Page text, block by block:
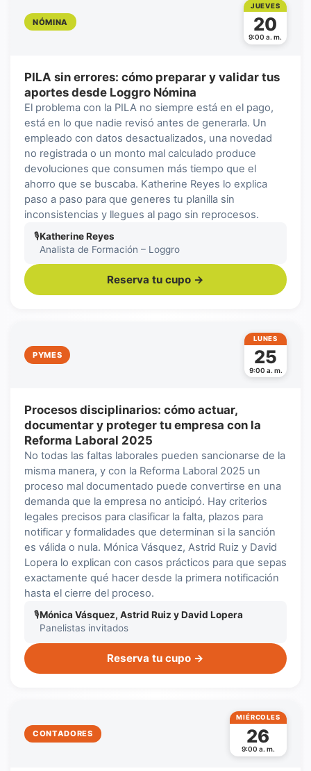
NÓMINA
JUEVES
20
9:00 a. m.
PILA sin errores: cómo preparar y validar tus
aportes desde Loggro Nómina
El problema con la PILA no siempre está en el pago,
está en lo que nadie revisó antes de generarla. Un
empleado con datos desactualizados, una novedad
no registrada o un monto mal calculado produce
devoluciones que consumen más tiempo que el
ahorro que se buscaba. Katherine Reyes lo explica
paso a paso para que generes tu planilla sin
inconsistencias y llegues al pago sin reprocesos.
🎙Katherine Reyes
Analista de Formación – Loggro
Reserva tu cupo →
PYMES
LUNES
25
9:00 a. m.
Procesos disciplinarios: cómo actuar,
documentar y proteger tu empresa con la
Reforma Laboral 2025
No todas las faltas laborales pueden sancionarse de la
misma manera, y con la Reforma Laboral 2025 un
proceso mal documentado puede convertirse en una
demanda que la empresa no anticipó. Hay criterios
legales precisos para clasificar la falta, plazos para
notificar y formalidades que determinan si la sanción
es válida o nula. Mónica Vásquez, Astrid Ruiz y David
Lopera lo explican con casos prácticos para que sepas
exactamente qué hacer desde la primera notificación
hasta el cierre del proceso.
🎙Mónica Vásquez, Astrid Ruiz y David Lopera
Panelistas invitados
Reserva tu cupo →
CONTADORES
MIÉRCOLES
26
9:00 a. m.